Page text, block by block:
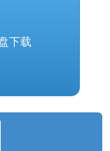
下载